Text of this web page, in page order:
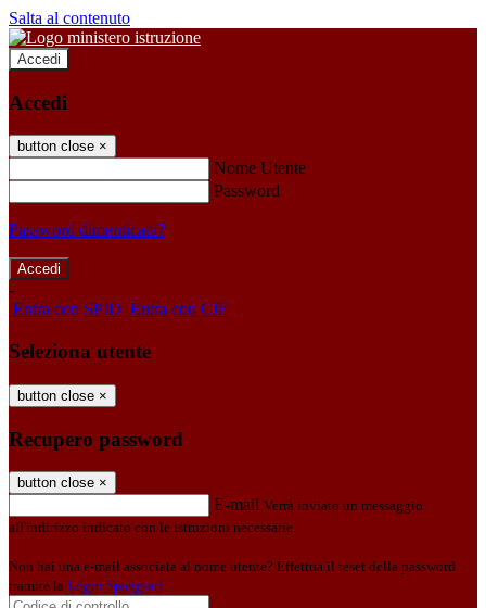
Salta al contenuto
Accedi
Accedi
button close ×
Nome Utente
Password
Password dimenticata?
-
Entra con SPID Entra con CIE
Seleziona utente
button close ×
Recupero password
button close ×
E-mail Verrà inviato un messaggio
all'indirizzo indicato con le istruzioni necessarie.
Non hai una e-mail associata al nome utente? Effettua il reset della password
tramite la Login Spaggiari